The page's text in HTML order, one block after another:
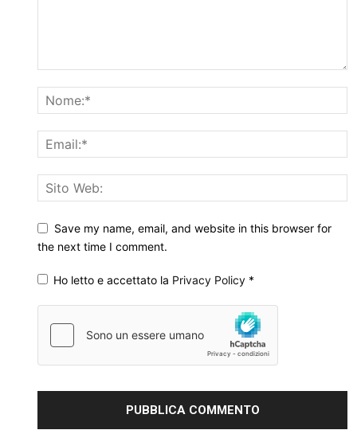
Save my name, email, and website in this browser for
the next time I comment.
Ho letto e accettato la Privacy Policy *